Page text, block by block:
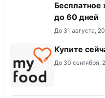
Бесплатное
до 60 дней
До 31 августа,
Купите
До 30 сентября,